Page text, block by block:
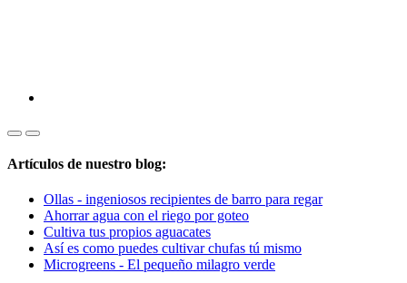
Artículos de nuestro blog:
Ollas - ingeniosos recipientes de barro para regar
Ahorrar agua con el riego por goteo
Cultiva tus propios aguacates
Así es como puedes cultivar chufas tú mismo
Microgreens - El pequeño milagro verde